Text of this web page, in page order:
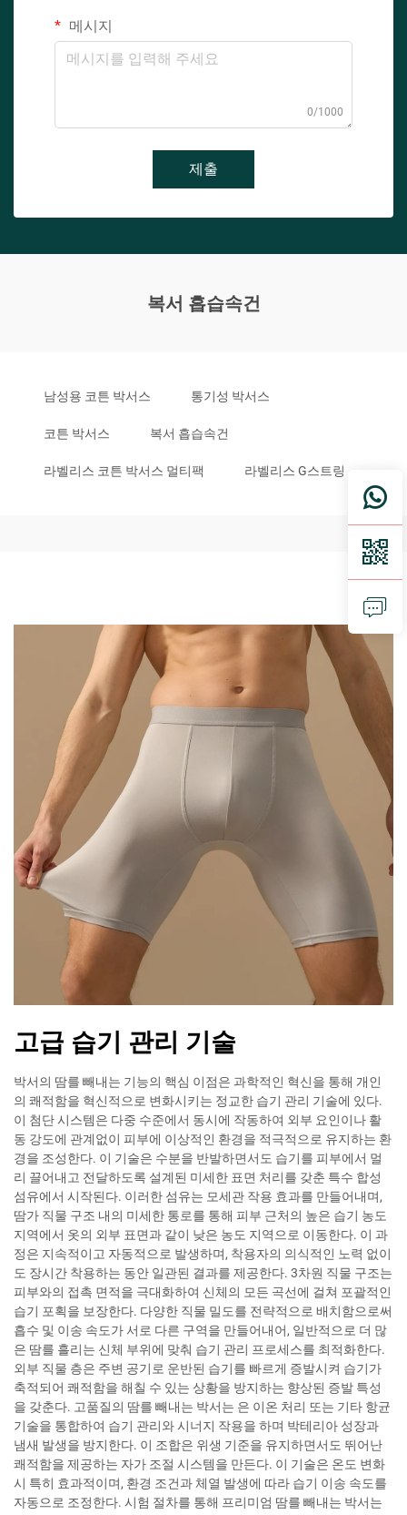
메시지
0/1000
제출
복서 흡습속건
남성용 코튼 박서스 통기성 박서스
코튼 박서스 복서 흡습속건
라벨리스 코튼 박서스 멀티팩 라벨리스 G스트링
고급 습기 관리 기술
박서의 땀를 빼내는 기능의 핵심 이점은 과학적인 혁신을 통해 개인
의 쾌적함을 혁신적으로 변화시키는 정교한 습기 관리 기술에 있다.
이 첨단 시스템은 다중 수준에서 동시에 작동하여 외부 요인이나 활
동 강도에 관계없이 피부에 이상적인 환경을 적극적으로 유지하는 환
경을 조성한다. 이 기술은 수분을 반발하면서도 습기를 피부에서 멀
리 끌어내고 전달하도록 설계된 미세한 표면 처리를 갖춘 특수 합성
섬유에서 시작된다. 이러한 섬유는 모세관 작용 효과를 만들어내며,
땀가 직물 구조 내의 미세한 통로를 통해 피부 근처의 높은 습기 농도
지역에서 옷의 외부 표면과 같이 낮은 농도 지역으로 이동한다. 이 과
정은 지속적이고 자동적으로 발생하며, 착용자의 의식적인 노력 없이
도 장시간 착용하는 동안 일관된 결과를 제공한다. 3차원 직물 구조는
피부와의 접촉 면적을 극대화하여 신체의 모든 곡선에 걸쳐 포괄적인
습기 포획을 보장한다. 다양한 직물 밀도를 전략적으로 배치함으로써
흡수 및 이송 속도가 서로 다른 구역을 만들어내어, 일반적으로 더 많
은 땀를 흘리는 신체 부위에 맞춰 습기 관리 프로세스를 최적화한다.
외부 직물 층은 주변 공기로 운반된 습기를 빠르게 증발시켜 습기가
축적되어 쾌적함을 해칠 수 있는 상황을 방지하는 향상된 증발 특성
을 갖춘다. 고품질의 땀를 빼내는 박서는 은 이온 처리 또는 기타 항균
기술을 통합하여 습기 관리와 시너지 작용을 하며 박테리아 성장과
냄새 발생을 방지한다. 이 조합은 위생 기준을 유지하면서도 뛰어난
쾌적함을 제공하는 자가 조절 시스템을 만든다. 이 기술은 온도 변화
시 특히 효과적이며, 환경 조건과 체열 발생에 따라 습기 이송 속도를
자동으로 조정한다. 시험 절차를 통해 프리미엄 땀를 빼내는 박서는